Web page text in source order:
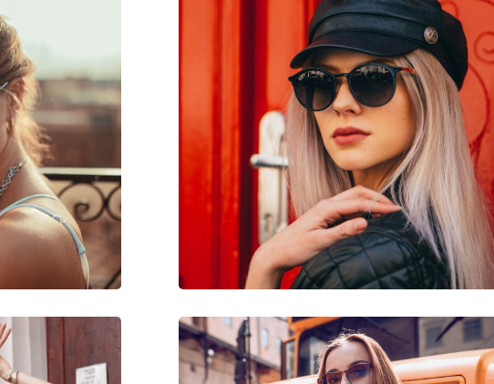
M
130 mm
140 mm
18 mm
150 g
Ja
Ja
Ja